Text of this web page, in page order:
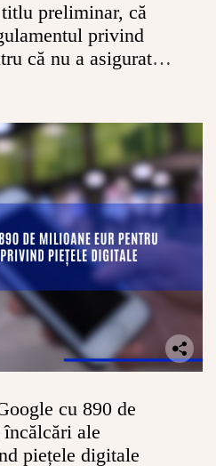
preliminar, că
privind
că nu a asigurat
cu 890 de
ale
piețele digitale